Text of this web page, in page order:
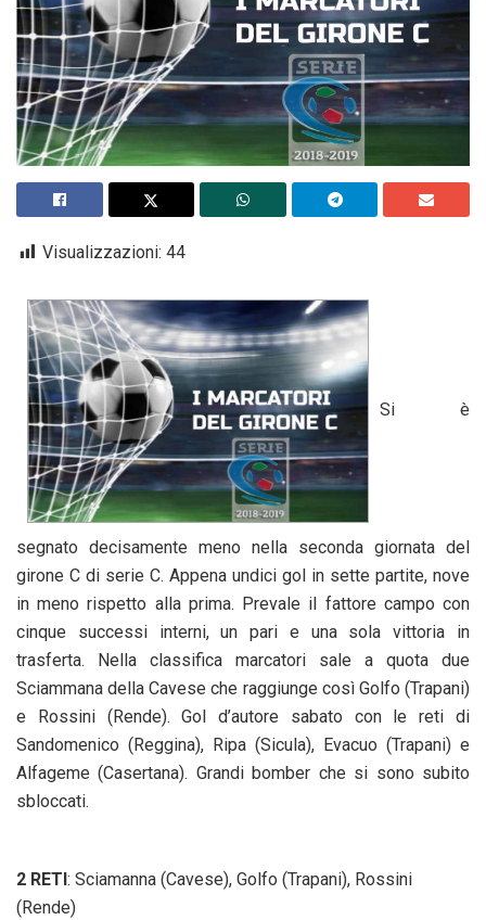
Visualizzazioni: 44
Si è
segnato decisamente meno nella seconda giornata del
girone C di serie C. Appena undici gol in sette partite, nove
in meno rispetto alla prima. Prevale il fattore campo con
cinque successi interni, un pari e una sola vittoria in
trasferta. Nella classifica marcatori sale a quota due
Sciammana della Cavese che raggiunge così Golfo (Trapani)
e Rossini (Rende). Gol d’autore sabato con le reti di
Sandomenico (Reggina), Ripa (Sicula), Evacuo (Trapani) e
Alfageme (Casertana). Grandi bomber che si sono subito
sbloccati.
2 RETI: Sciamanna (Cavese), Golfo (Trapani), Rossini
(Rende)